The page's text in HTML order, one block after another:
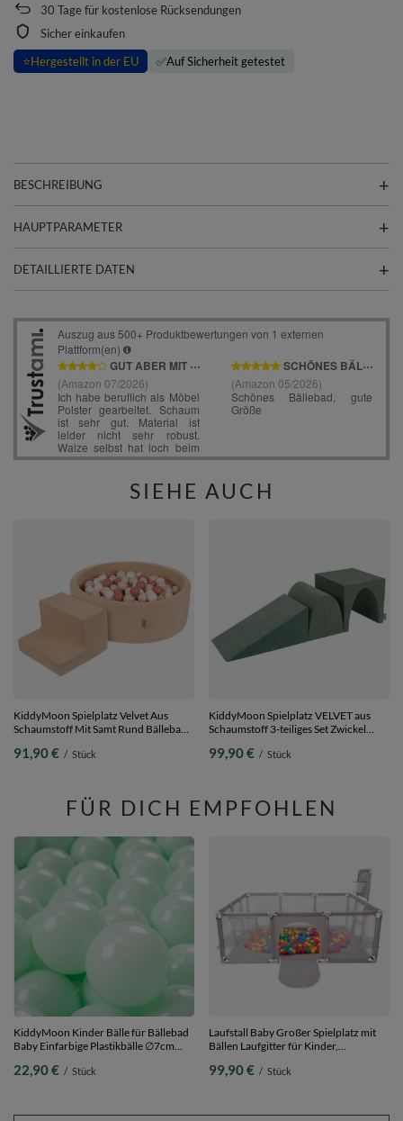
30 Tage für kostenlose Rücksendungen
Sicher einkaufen
⭐Hergestellt in der EU ✅Auf Sicherheit getestet
BESCHREIBUNG
HAUPTPARAMETER
DETAILLIERTE DATEN
SIEHE AUCH
KiddyMoon Spielplatz Velvet Aus
Schaumstoff Mit Samt Rund Bällebad
Hindernisläufen, Hergestellt In Der
Bällebad (100 Bälle) + Stüfchen
91,90 € / Stück
KiddyMoon Spielplatz VELVET aus
Schaumstoff 3-teiliges Set Zwickel
Größe
99,90 € / Stück
FÜR DICH EMPFOHLEN
KiddyMoon Kinder Bälle für Bällebad
Baby Einfarbige Plastikbälle ∅7cm
22,90 € / Stück
Laufstall Baby Großer Spielplatz mit
Bällen Laufgitter für Kinder,
Bällen
99,90 € / Stück